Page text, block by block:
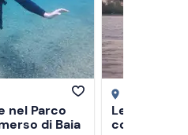
nel Parco
di Baia
Lezione di
costa di